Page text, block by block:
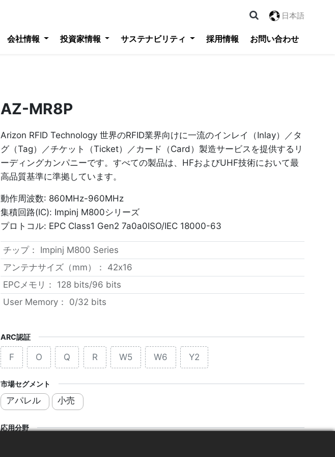
会社情報 投資家情報 サステナビリティ 採用情報 お問い合わせ
日本語
AZ-MR8P
Arizon RFID Technology 世界のRFID業界向けに一流のインレイ（Inlay）／タ
グ（Tag）／チケット（Ticket）／カード（Card）製造サービスを提供するリ
ーディングカンパニーです。すべての製品は、HFおよびUHF技術において最
高品質基準に準拠しています。
動作周波数: 860MHz-960MHz
集積回路(IC): Impinj M800シリーズ
プロトコル: EPC Class1 Gen2 7a0a0ISO/IEC 18000-63
ARC認証
F O Q R W5 W6 Y2
市場セグメント
アパレル 小売
応用分野
チップ： Impinj M800 Series
アンテナサイズ（mm）
： 42x16
EPCメモリ ： 128 bits/96 bits
User Memory： 0/32 bits